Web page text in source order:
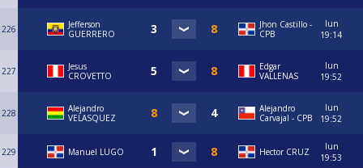
226
Jefferson
GUERRERO
Jhon Castillo -
CPB
lun
19:14
227
Jesus
CROVETTO
Edgar
VALLENAS
lun
19:52
228
Alejandro
VELASQUEZ
⁠Alejandro
Carvajal - CPB
lun
19:52
229 Manuel LUGO Hector CRUZ
lun
19:53